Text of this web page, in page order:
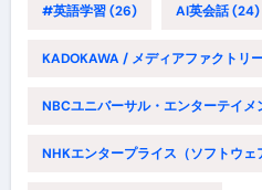
#英語学習(26) AI英会話(24)
KADOKAWA / メディアファクトリ
NBCユニバーサル・エンターテイメ
NHKエンタープライス（ソフトウェ